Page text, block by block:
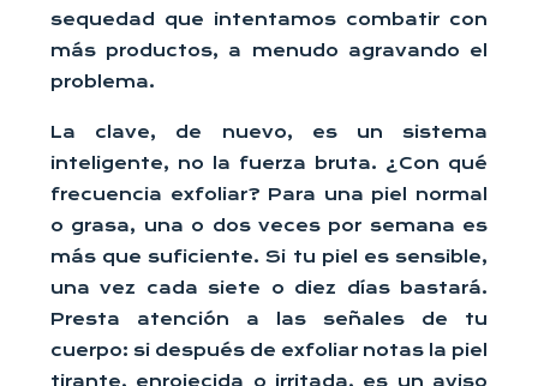
sequedad que intentamos combatir con
más productos, a menudo agravando el
problema.
La clave, de nuevo, es un sistema
inteligente, no la fuerza bruta. ¿Con qué
frecuencia exfoliar? Para una piel normal
o grasa, una o dos veces por semana es
más que suficiente. Si tu piel es sensible,
una vez cada siete o diez días bastará.
Presta atención a las señales de tu
cuerpo: si después de exfoliar notas la piel
tirante, enrojecida o irritada, es un aviso